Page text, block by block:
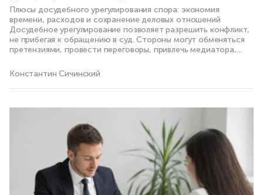
Плюсы досудебного урегулирования спора: экономия
времени, расходов и сохранение деловых отношений
Досудебное урегулирование позволяет разрешить конфликт,
не прибегая к обращению в суд. Стороны могут обменяться
претензиями, провести переговоры, привлечь медиатора,...
Константин Сичинский